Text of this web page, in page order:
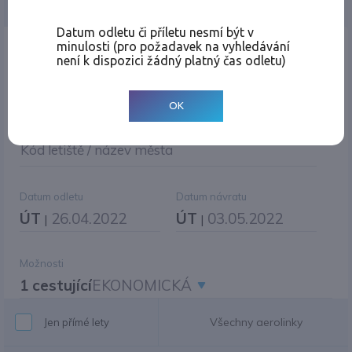
Místo odletu
Kód letiště / název města
Datum odletu
ÚT | 26.04.2022
Datum návratu
ÚT | 03.05.2022
Možnosti
1 cestujícíEKONOMICKÁ
Jen přímé lety Všechny aerolinky
Datum odletu či příletu nesmí být v
minulosti (pro požadavek na vyhledávání
není k dispozici žádný platný čas odletu)
OK